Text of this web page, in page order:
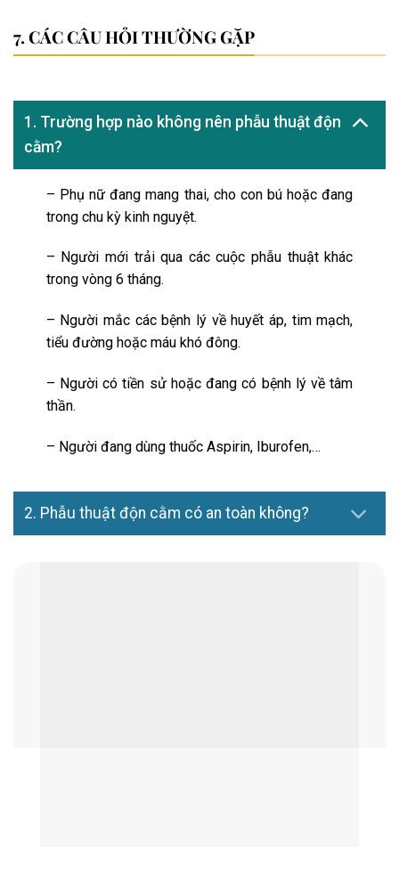
CÁC CÂU HỎI THƯỜNG GẶP
1. Trường hợp nào không nên phẫu thuật độn
cằm?
– Phụ nữ đang mang thai, cho con bú hoặc đang
trong chu kỳ kinh nguyệt.
– Người mới trải qua các cuộc phẫu thuật khác
trong vòng 6 tháng.
– Người mắc các bệnh lý về huyết áp, tim mạch,
tiểu đường hoặc máu khó đông.
– Người có tiền sử hoặc đang có bệnh lý về tâm
thần.
– Người đang dùng thuốc Aspirin, Iburofen,…
2. Phẫu thuật độn cằm có an toàn không?